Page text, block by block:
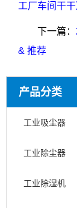
工厂车间干
下一篇：
& 推荐
产品分类
工业吸尘器
工业除尘器
工业除湿机